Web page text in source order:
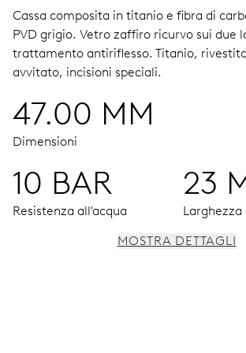
Cassa composita in titanio e fibra di
PVD grigio. Vetro zaffiro ricurvo sui due
trattamento antiriflesso. Titanio,
avvitato, incisioni speciali.
47.00 MM
Dimensioni
10 BAR
Resistenza all'acqua
23
MOSTRA DETTAGLI